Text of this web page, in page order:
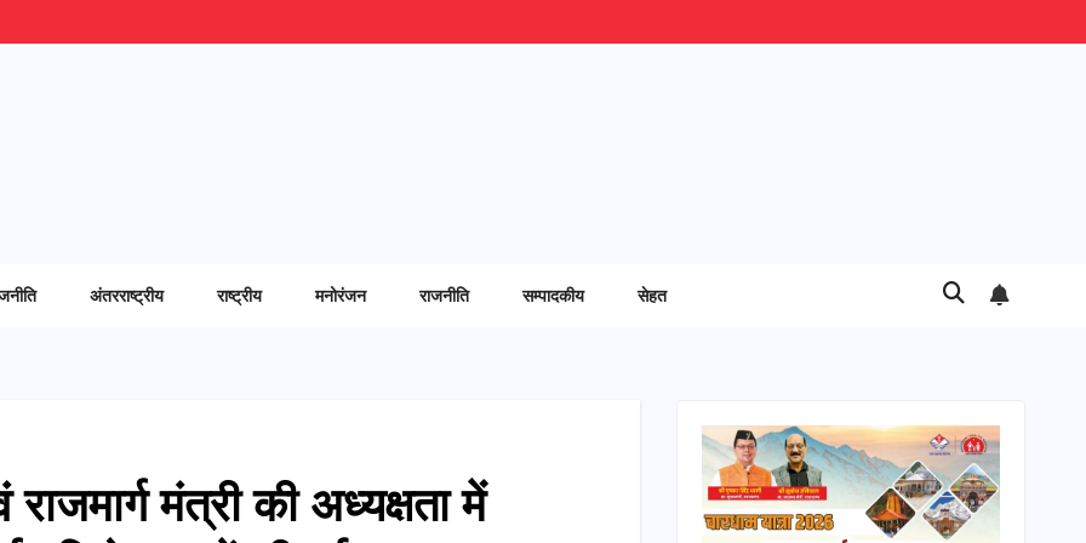
अंतरराष्ट्रीय राष्ट्रीय मनोरंजन राजनीति सम्पादकीय सेहत
मंत्री की अध्यक्षता में